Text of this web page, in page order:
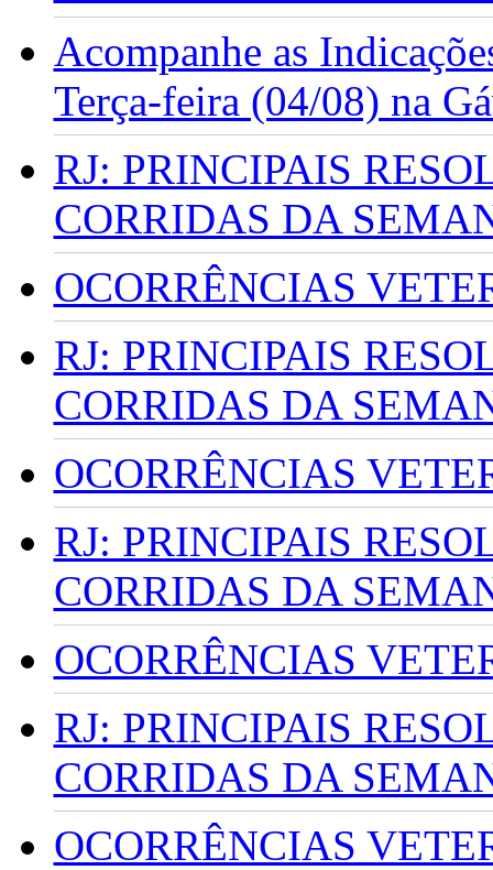
Acompanhe as
Terça-feira (04/08) na
RJ: PRINCIPAIS
CORRIDAS DA
OCORRÊNCIAS
RJ: PRINCIPAIS
CORRIDAS DA
OCORRÊNCIAS
RJ: PRINCIPAIS
CORRIDAS DA
OCORRÊNCIAS
RJ: PRINCIPAIS
CORRIDAS DA
OCORRÊNCIAS